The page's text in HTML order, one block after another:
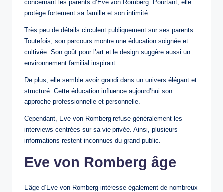
concernant les parents d’Eve von Romberg. Pourtant, elle
protège fortement sa famille et son intimité.
Très peu de détails circulent publiquement sur ses parents.
Toutefois, son parcours montre une éducation soignée et
cultivée. Son goût pour l’art et le design suggère aussi un
environnement familial inspirant.
De plus, elle semble avoir grandi dans un univers élégant et
structuré. Cette éducation influence aujourd’hui son
approche professionnelle et personnelle.
Cependant, Eve von Romberg refuse généralement les
interviews centrées sur sa vie privée. Ainsi, plusieurs
informations restent inconnues du grand public.
Eve von Romberg âge
L’âge d’Eve von Romberg intéresse également de nombreux